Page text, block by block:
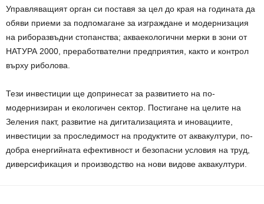
Управляващият орган си поставя за цел до края на годината да
обяви приеми за подпомагане за изграждане и модернизация
на риборазвъдни стопанства; акваекологични мерки в зони от
НАТУРА 2000, преработвателни предприятия, както и контрол
върху риболова.
Тези инвестиции ще допринесат за развитието на по-
модернизиран и екологичен сектор. Постигане на целите на
Зеления пакт, развитие на дигитализацията и иновациите,
инвестиции за проследимост на продуктите от аквакултури, по-
добра енергийната ефективност и безопасни условия на труд,
диверсификация и производство на нови видове аквакултури.